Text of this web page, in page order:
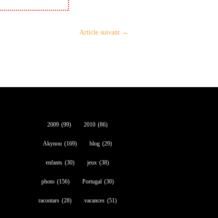
Article suivant→
2009 (99) 2010 (86)
Akynou (169) blog (29)
enfants (30) jeux (38)
photo (156) Portugal (30)
racontars (28) vacances (51)